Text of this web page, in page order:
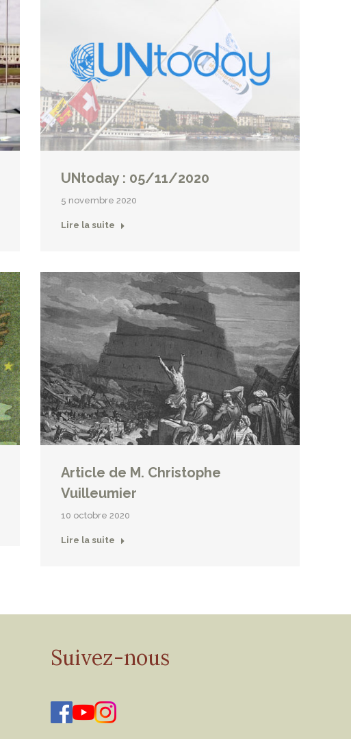
UNtoday : 05/11/2020
5 novembre 2020
Lire la suite
Article de M. Christophe
Vuilleumier
10 octobre 2020
Lire la suite
Suivez-nous